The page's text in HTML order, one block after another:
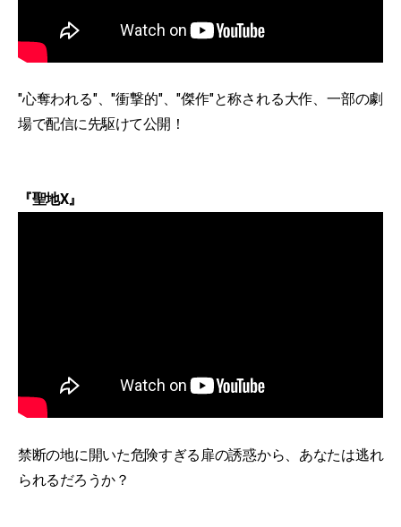
"心奪われる"、"衝撃的"、"傑作"と称される大作、一部の劇
場で配信に先駆けて公開！
『聖地X』
禁断の地に開いた危険すぎる扉の誘惑から、あなたは逃れ
られるだろうか？